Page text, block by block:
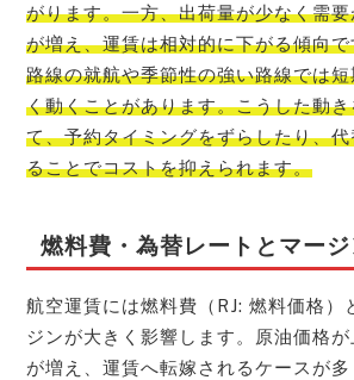
がります。一方、出荷量が少なく需
が増え、運賃は相対的に下がる傾向
路線の就航や季節性の強い路線では
く動くことがあります。こうした動
て、予約タイミングをずらしたり、
ることでコストを抑えられます。
燃料費・為替レートとマージ
航空運賃には燃料費（RJ: 燃料価格）
ジンが大きく影響します。原油価格
が増え、運賃へ転嫁されるケースが